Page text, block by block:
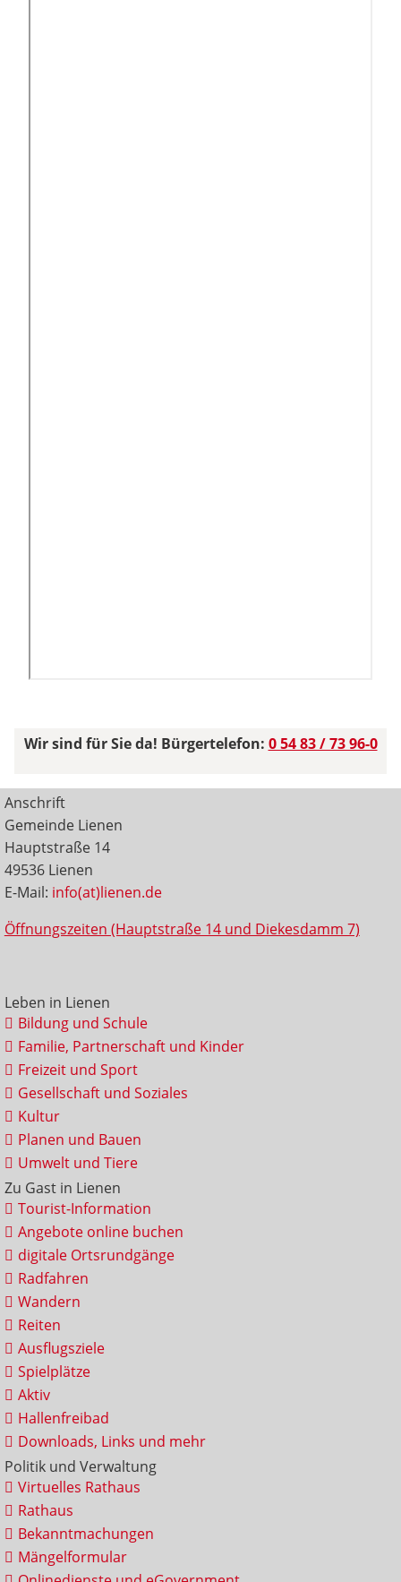
Wir sind für Sie da! Bürgertelefon: 0 54 83 / 73 96-0
Anschrift
Gemeinde Lienen
Hauptstraße 14
49536 Lienen
E-Mail: info(at)lienen.de
Öffnungszeiten (Hauptstraße 14 und Diekesdamm 7)
Leben in Lienen
Bildung und Schule
Familie, Partnerschaft und Kinder
Freizeit und Sport
Gesellschaft und Soziales
Kultur
Planen und Bauen
Umwelt und Tiere
Zu Gast in Lienen
Tourist-Information
Angebote online buchen
digitale Ortsrundgänge
Radfahren
Wandern
Reiten
Ausflugsziele
Spielplätze
Aktiv
Hallenfreibad
Downloads, Links und mehr
Politik und Verwaltung
Virtuelles Rathaus
Rathaus
Bekanntmachungen
Mängelformular